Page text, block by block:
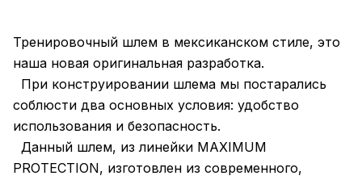
Тренировочный шлем в мексиканском стиле, это
наша новая оригинальная разработка.
При конструировании шлема мы постарались
соблюсти два основных условия: удобство
использования и безопасность.
Данный шлем, из линейки MAXIMUM
PROTECTION, изготовлен из современного,